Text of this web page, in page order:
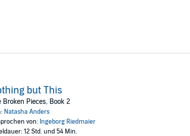
but This
Broken Pieces, Book 2
Natasha Anders
von: Ingeborg Riedmaier
12 Std. und 54 Min.